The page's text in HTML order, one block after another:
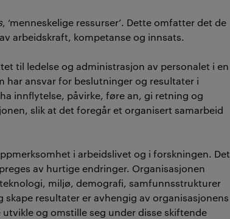
, ‘menneskelige ressurser’. Dette omfatter det de
arbeidskraft, kompetanse og innsats.
til ledelse og administrasjon av personalet i en
har ansvar for beslutninger og resultater i
innflytelse, påvirke, føre an, gi retning og
slik at det foregår et organisert samarbeid
i arbeidslivet og i forskningen. Det
av hurtige endringer. Organisasjonen
miljø, demografi, samfunnsstrukturer
resultater er avhengig av organisasjonens
og omstille seg under disse skiftende